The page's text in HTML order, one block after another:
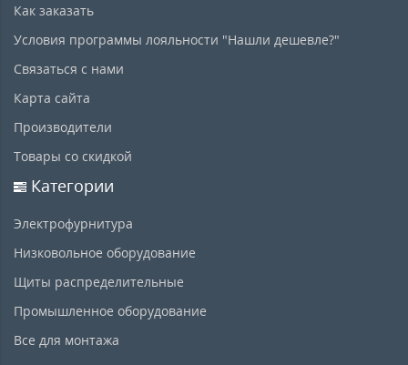
Как заказать
Условия программы лояльности "Нашли дешевле?"
Связаться с нами
Карта сайта
Производители
Товары со скидкой
Категории
Электрофурнитура
Низковольное оборудование
Щиты распределительные
Промышленное оборудование
Все для монтажа